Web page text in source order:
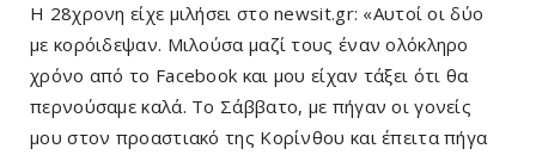
Η 28χρονη είχε μιλήσει στο newsit.gr: «Αυτοί οι δύο
με κορόιδεψαν. Μιλούσα μαζί τους έναν ολόκληρο
χρόνο από το Facebook και μου είχαν τάξει ότι θα
περνούσαμε καλά. Το Σάββατο, με πήγαν οι γονείς
μου στον προαστιακό της Κορίνθου και έπειτα πήγα